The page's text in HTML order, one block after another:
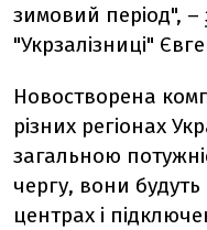
зимовий період", –
"Укрзалізниці"
Новостворена
різних регіонах
загальною
чергу, вони
центрах і